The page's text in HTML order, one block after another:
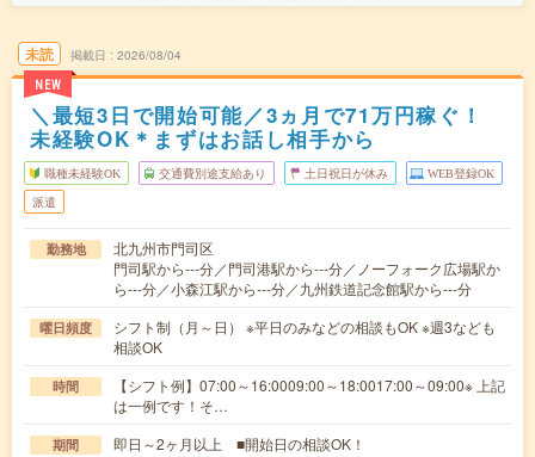
未読
NEW
掲載日 2026/08/04
＼最短3日で開始可能／3ヵ月で71万円稼ぐ！
未経験OK＊まずはお話し相手から
職種未経験OK 交通費別途支給あり 土日祝日が休み WEB登録OK
派遣
勤務地
北九州市門司区
門司駅から---分／門司港駅から---分／ノーフォーク広場駅か
ら---分／小森江駅から---分／九州鉄道記念館駅から---分
曜日頻度
シフト制（月～日） ※平日のみなどの相談もOK ※週3なども
相談OK
時間
【シフト例】07:00～16:0009:00～18:0017:00～09:00※ 上記
は一例です！そ…
期間 即日～2ヶ月以上 ■開始日の相談OK！